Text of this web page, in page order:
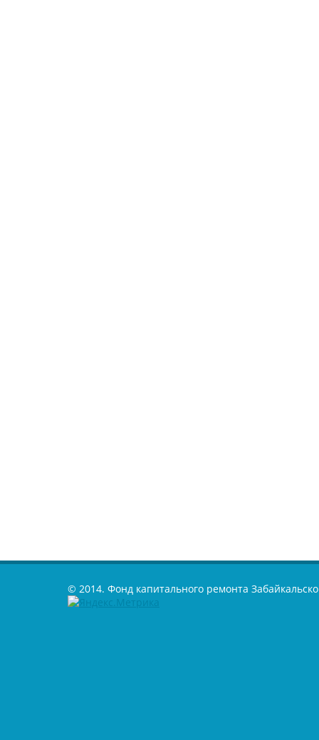
© 2014. Фонд капитального ремонта